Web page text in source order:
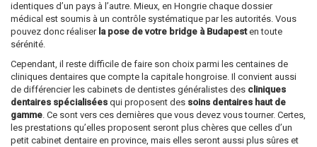
identiques d’un pays à l’autre. Mieux, en Hongrie chaque dossier
médical est soumis à un contrôle systématique par les autorités. Vous
pouvez donc réaliser la pose de votre bridge à Budapesten toute
sérénité.
Cependant, il reste difficile de faire son choix parmi les centaines de
cliniques dentaires que compte la capitale hongroise. Il convient aussi
de différencier les cabinets de dentistes généralistes des cliniques
dentaires spécialisées qui proposent des soins dentaires haut de
gamme. Ce sont vers ces dernières que vous devez vous tourner. Certes,
les prestations qu’elles proposent seront plus chères que celles d’un
petit cabinet dentaire en province, mais elles seront aussi plus sûres et